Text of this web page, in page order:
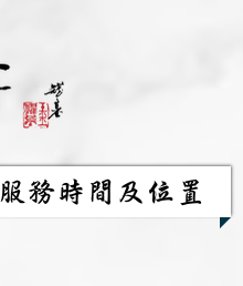
服務時間及位置